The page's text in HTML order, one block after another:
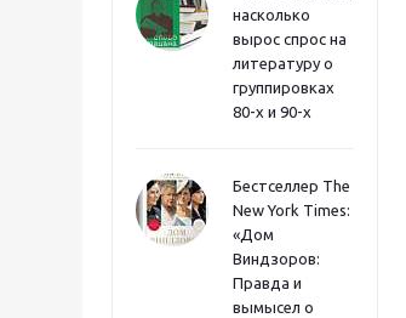
насколько
вырос спрос на
литературу о
группировках
80-х и 90-х
Бестселлер The
New York Times:
«Дом
Виндзоров:
Правда и
вымысел о